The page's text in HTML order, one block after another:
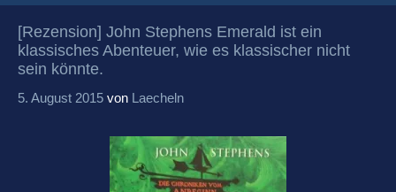
[Rezension] John Stephens Emerald ist ein
klassisches Abenteuer, wie es klassischer nicht
sein könnte.
5. August 2015 von Laecheln